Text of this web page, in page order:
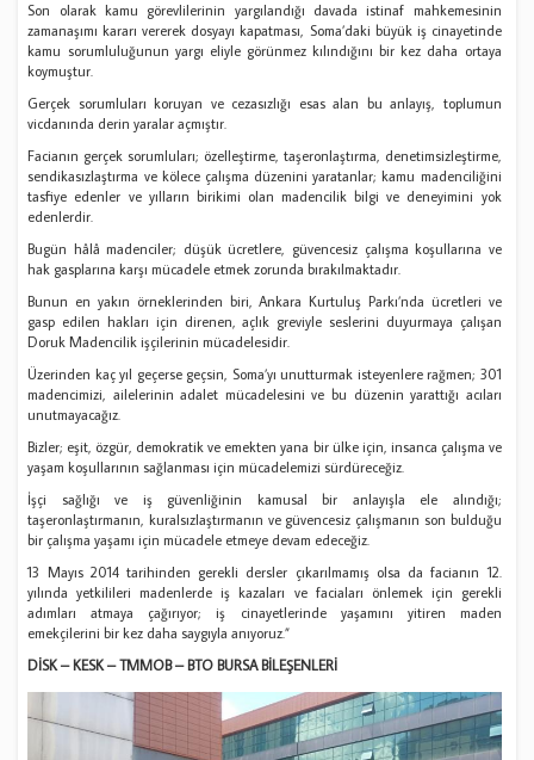
Son olarak kamu görevlilerinin yargılandığı davada istinaf mahkemesinin
zamanaşımı kararı vererek dosyayı kapatması, Soma’daki büyük iş cinayetinde
kamu sorumluluğunun yargı eliyle görünmez kılındığını bir kez daha ortaya
koymuştur.
Gerçek sorumluları koruyan ve cezasızlığı esas alan bu anlayış, toplumun
vicdanında derin yaralar açmıştır.
Facianın gerçek sorumluları; özelleştirme, taşeronlaştırma, denetimsizleştirme,
sendikasızlaştırma ve kölece çalışma düzenini yaratanlar; kamu madenciliğini
tasfiye edenler ve yılların birikimi olan madencilik bilgi ve deneyimini yok
edenlerdir.
Bugün hâlâ madenciler; düşük ücretlere, güvencesiz çalışma koşullarına ve
hak gasplarına karşı mücadele etmek zorunda bırakılmaktadır.
Bunun en yakın örneklerinden biri, Ankara Kurtuluş Parkı’nda ücretleri ve
gasp edilen hakları için direnen, açlık greviyle seslerini duyurmaya çalışan
Doruk Madencilik işçilerinin mücadelesidir.
Üzerinden kaç yıl geçerse geçsin, Soma’yı unutturmak isteyenlere rağmen; 301
madencimizi, ailelerinin adalet mücadelesini ve bu düzenin yarattığı acıları
unutmayacağız.
Bizler; eşit, özgür, demokratik ve emekten yana bir ülke için, insanca çalışma ve
yaşam koşullarının sağlanması için mücadelemizi sürdüreceğiz.
İşçi sağlığı ve iş güvenliğinin kamusal bir anlayışla ele alındığı;
taşeronlaştırmanın, kuralsızlaştırmanın ve güvencesiz çalışmanın son bulduğu
bir çalışma yaşamı için mücadele etmeye devam edeceğiz.
13 Mayıs 2014 tarihinden gerekli dersler çıkarılmamış olsa da facianın 12.
yılında yetkilileri madenlerde iş kazaları ve faciaları önlemek için gerekli
adımları atmaya çağırıyor; iş cinayetlerinde yaşamını yitiren maden
emekçilerini bir kez daha saygıyla anıyoruz.”
DİSK – KESK – TMMOB – BTO BURSA BİLEŞENLERİ